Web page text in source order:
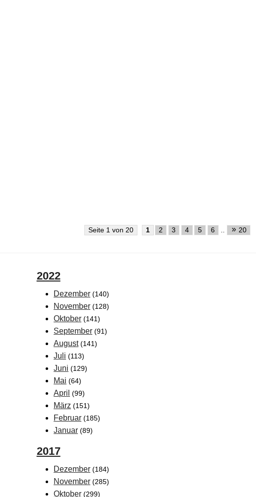
Seite 1 von 20 1 2 3 4 5 6 » 20
2022
Dezember (140)
November (128)
Oktober (141)
September (91)
August (141)
Juli (113)
Juni (129)
Mai (64)
April (99)
März (151)
Februar (185)
Januar (89)
2017
Dezember (184)
November (285)
Oktober (299)